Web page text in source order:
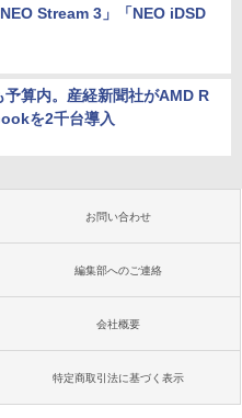
Stream 3」「NEO iDSD
予算内。産経新聞社がAMD R
を2千台導入
お問い合わせ
編集部へのご連絡
会社概要
特定商取引法に基づく表示